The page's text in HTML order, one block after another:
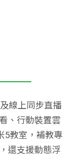
線上同步直播
、行動裝置雲
5教室，補教專
還支援動態浮